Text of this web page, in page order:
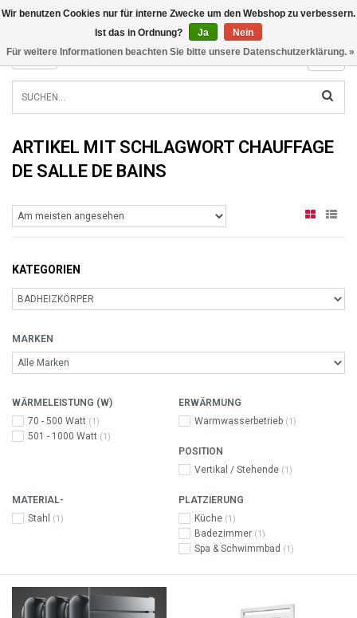
INFO@RADIATORS.SHOP
MENU
ARTIKEL MIT SCHLAGWORT CHAUFFAGE
DE SALLE DE BAINS
KATEGORIEN
MARKEN
WÄRMELEISTUNG (W)
70 - 500 Watt (1)
501 - 1000 Watt (1)
ERWÄRMUNG
Warmwasserbetrieb (1)
POSITION
Vertikal / Stehende (1)
MATERIAL-
Stahl
(1)
PLATZIERUNG
Küche (1)
Badezimmer (1)
Spa & Schwimmbad (1)
Wir benutzen Cookies nur für interne Zwecke um den Webshop zu verbessern.
Ist das in Ordnung?
Ja
Nein
Für weitere Informationen beachten Sie bitte unsere Datenschutzerklärung. »